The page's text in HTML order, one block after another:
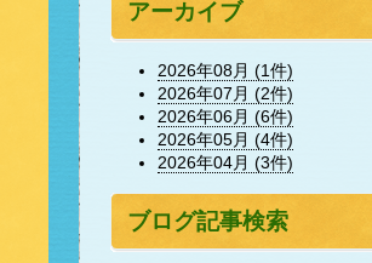
アーカイブ
2026年08月 (1件)
2026年07月 (2件)
2026年06月 (6件)
2026年05月 (4件)
2026年04月 (3件)
ブログ記事検索